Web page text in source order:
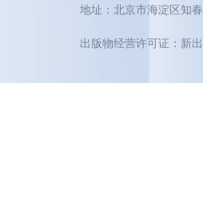
地址：北京市海淀区知
出版物经营许可证：新